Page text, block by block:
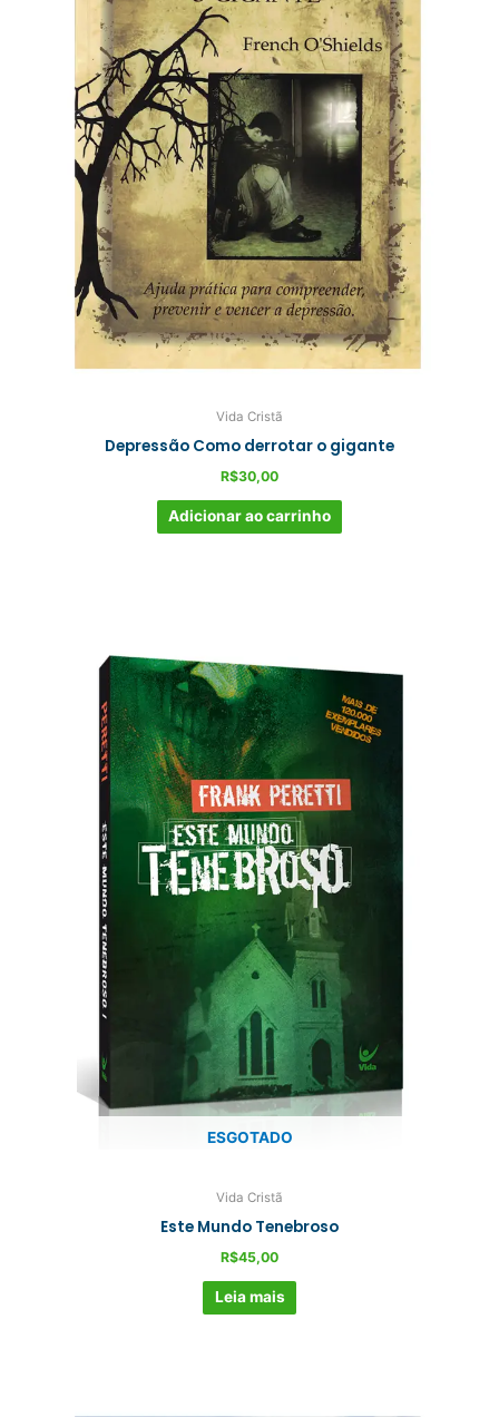
Vida Cristã
Depressão Como derrotar o gigante
R$30,00
Adicionar ao carrinho
ESGOTADO
Vida Cristã
Este Mundo Tenebroso
R$45,00
Leia mais